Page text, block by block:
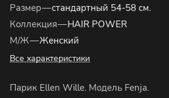
Размер—стандартный 54-58 см.
Коллекция—HAIR POWER
М/Ж—Женский
Все характеристики
Парик Ellen Wille. Модель Fenja.